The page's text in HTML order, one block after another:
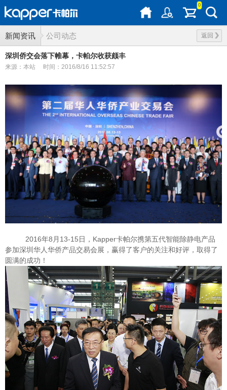
0
新闻资讯 返回
公司动态
深圳侨交会落下帷幕，卡帕尔收获颇丰
来源：本站 时间：2016/8/16 11:52:57
2016年8月13-15日，Kapper卡帕尔携第五代智能除静电产品
参加深圳华人华侨产品交易会展，赢得了客户的关注和好评，取得了
圆满的成功！